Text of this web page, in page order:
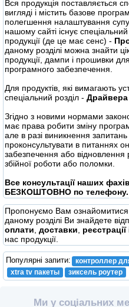
Вся продукція поставляється
вигляді і містить базове
полегшення налаштування
нашому сайті існує
продукції (де це має сенс) -
даному розділі можна знайти
продукції, дампи і прошивки
програмного забезпечення.
Для продуктів, які вимагають
спеціальний розділ - Драйвера
Згідно з новими нормами
має права робити зміну
але в разі виникнення
проконсультувати в питаннях
забезпечення або відновлення
збійної роботи або поломки.
Все консультації наших
БЕЗКОШТОВНО по телефону.
Пропонуємо Вам ознайомитися
даному розділі Ви знайдете
оплати доставки реєстрації
нас продукції.
Популярні запити:
контроллер
xtra tv пакеты
зиксель роутер
Ми у соціальних